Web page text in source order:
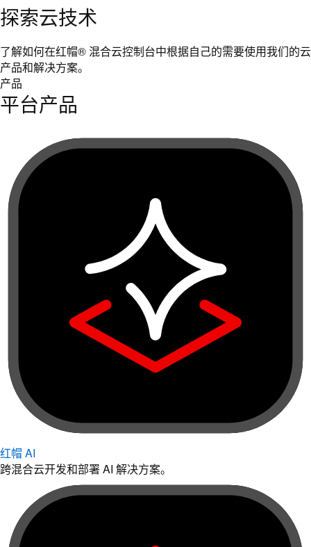
探索云技术
了解如何在红帽® 混合云控制台中根据自己的需要使用我们的云
产品和解决方案。
产品
平台产品
红帽 AI
跨混合云开发和部署 AI 解决方案。